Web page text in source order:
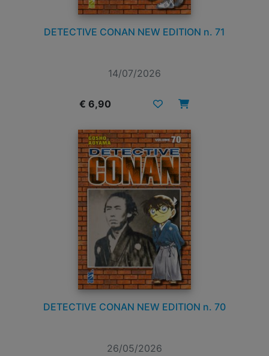
DETECTIVE CONAN NEW EDITION n. 71
14/07/2026
€ 6,90
DETECTIVE CONAN NEW EDITION n. 70
26/05/2026